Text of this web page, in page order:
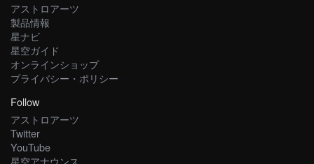
アストロアーツ
製品情報
星ナビ
星空ガイド
オンラインショップ
プライバシー・ポリシー
Follow
アストロアーツ
Twitter
YouTube
星空アナウンス